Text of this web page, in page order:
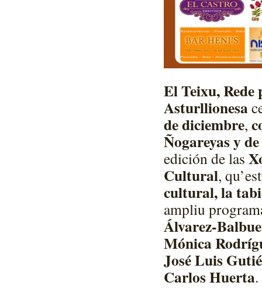
El Teixu,
Asturllionesa
de diciembre,
Ñogareyas y
edición de las
Cultural,
cultural, la
ampliu
Álvarez-
Mónica
José Luis
Carlos Huerta.